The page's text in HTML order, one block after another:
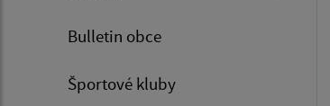
Bulletin obce
Športové kluby